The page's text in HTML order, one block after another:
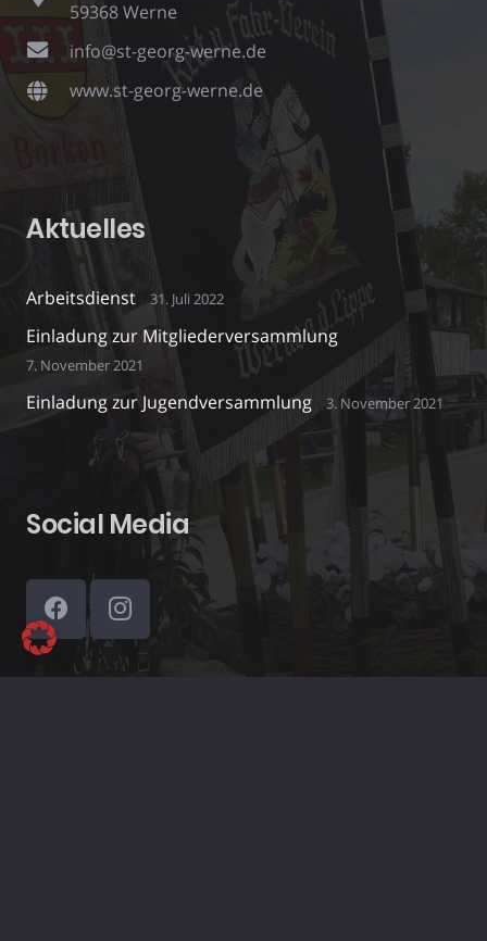
59368 Werne
info@st-georg-werne.de
www.st-georg-werne.de
Aktuelles
Arbeitsdienst 31. Juli 2022
Einladung zur Mitgliederversammlung
7. November 2021
Einladung zur Jugendversammlung 3. November 2021
Social Media